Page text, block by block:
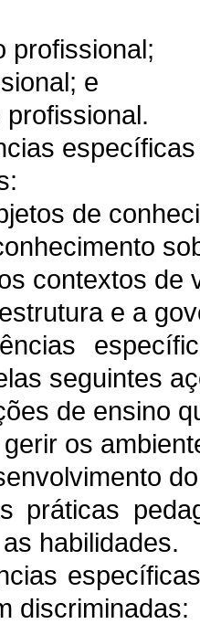
profissional;
e
de
contextos de
e a
seguintes
de ensino
os
práticas
habilidades.
discriminadas: